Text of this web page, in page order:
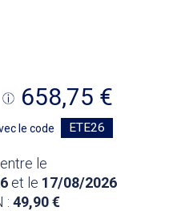
658,75
le code ETE26
le
et le 17/08/2026
: 49,90